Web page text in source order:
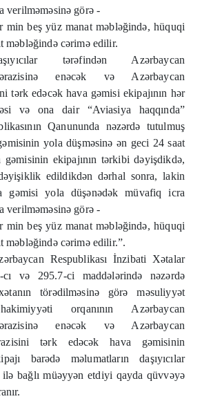
verilməməsinə görə -
min beş yüz manat məbləğində, hüquqi
məbləğində cərimə edilir.
tərəfindən Azərbaycan
ərazisinə enəcək və Azərbaycan
tərk edəcək hava gəmisi ekipajının hər
və ona dair “Aviasiya haqqında”
Qanununda nəzərdə tutulmuş
yola düşməsinə ən geci 24 saat
gəmisinin ekipajının tərkibi dəyişdikdə,
edildikdən dərhal sonra, lakin
gəmisi yola düşənədək müvafiq icra
verilməməsinə görə -
min beş yüz manat məbləğində, hüquqi
məbləğində cərimə edilir.”.
Respublikası İnzibati Xətalar
cı və 295.7-ci maddələrində nəzərdə
törədilməsinə görə məsuliyyət
orqanının Azərbaycan
ərazisinə enəcək və Azərbaycan
tərk edəcək hava gəmisinin
barədə məlumatların daşıyıcılar
bağlı müəyyən etdiyi qayda qüvvəyə